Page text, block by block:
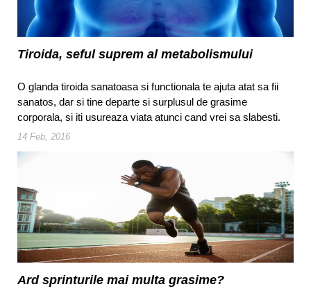
Tiroida, seful suprem al metabolismului
O glanda tiroida sanatoasa si functionala te ajuta atat sa fii
sanatos, dar si tine departe si surplusul de grasime
corporala, si iti usureaza viata atunci cand vrei sa slabesti.
14 Feb, 2016
Ard sprinturile mai multa grasime?